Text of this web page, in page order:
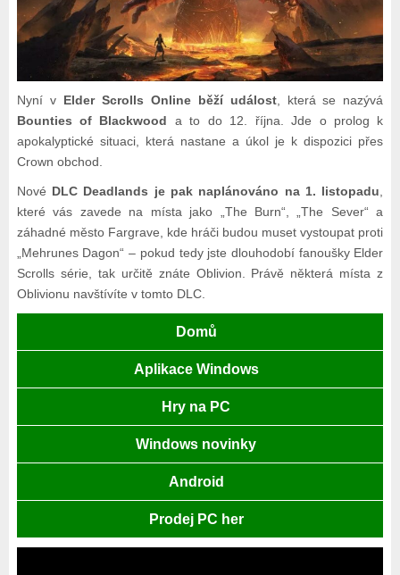
Nyní v Elder Scrolls Online běží událost, která se nazývá
Bounties of Blackwood a to do 12. října. Jde o prolog k
apokalyptické situaci, která nastane a úkol je k dispozici přes
Crown obchod.
Nové DLC Deadlands je pak naplánováno na 1. listopadu
které vás zavede na místa jako „The Burn“, „The Sever“ a
záhadné město Fargrave, kde hráči budou muset vystoupat proti
„Mehrunes Dagon“ – pokud tedy jste dlouhodobí fanoušky Elder
Scrolls série, tak určitě znáte Oblivion. Právě některá místa z
Oblivionu navštívíte v tomto DLC.
Domů
Aplikace Windows
Hry na PC
Windows novinky
Android
Prodej PC her